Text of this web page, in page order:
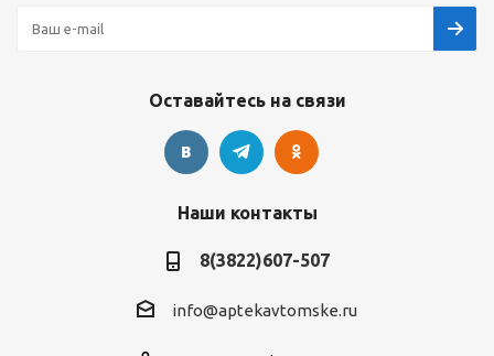
Оставайтесь на связи
Наши контакты
8(3822)607-507
info@aptekavtomske.ru